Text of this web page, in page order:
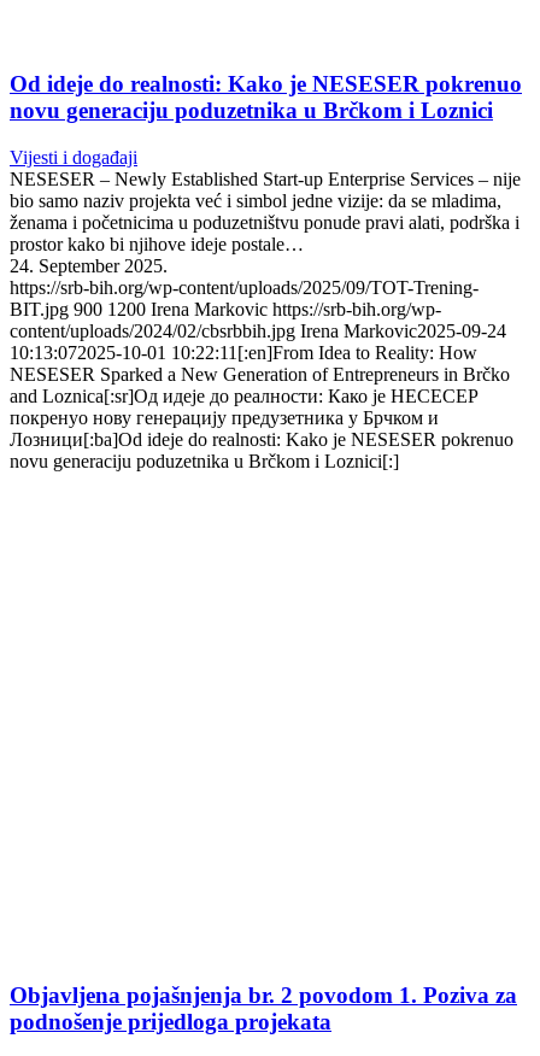
Od ideje do realnosti: Kako je NESESER pokrenuo
novu generaciju poduzetnika u Brčkom i Loznici
Vijesti i događaji
NESESER – Newly Established Start-up Enterprise Services – nije
bio samo naziv projekta već i simbol jedne vizije: da se mladima,
ženama i početnicima u poduzetništvu ponude pravi alati, podrška i
prostor kako bi njihove ideje postale…
24. September 2025.
https://srb-bih.org/wp-content/uploads/2025/09/TOT-Trening-
BIT.jpg 900 1200 Irena Markovic https://srb-bih.org/wp-
content/uploads/2024/02/cbsrbbih.jpg Irena Markovic2025-09-24
10:13:072025-10-01 10:22:11 [:en]From Idea to Reality: How
NESESER Sparked a New Generation of Entrepreneurs in Brčko
and Loznica[:sr]Од идеје до реалности: Како је НЕСЕСЕР
покренуо нову генерацију предузетника у Брчком и
Лозници[:ba]Od ideje do realnosti: Kako je NESESER pokrenuo
novu generaciju poduzetnika u Brčkom i Loznici[:]
Objavljena pojašnjenja br. 2 povodom 1. Poziva za
podnošenje prijedloga projekata